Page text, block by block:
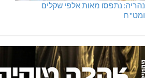
נהריה: נתפסו מאות אלפי שקלים
ומט"ח